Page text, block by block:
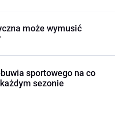
może wymusić
sportowego na co
sezonie